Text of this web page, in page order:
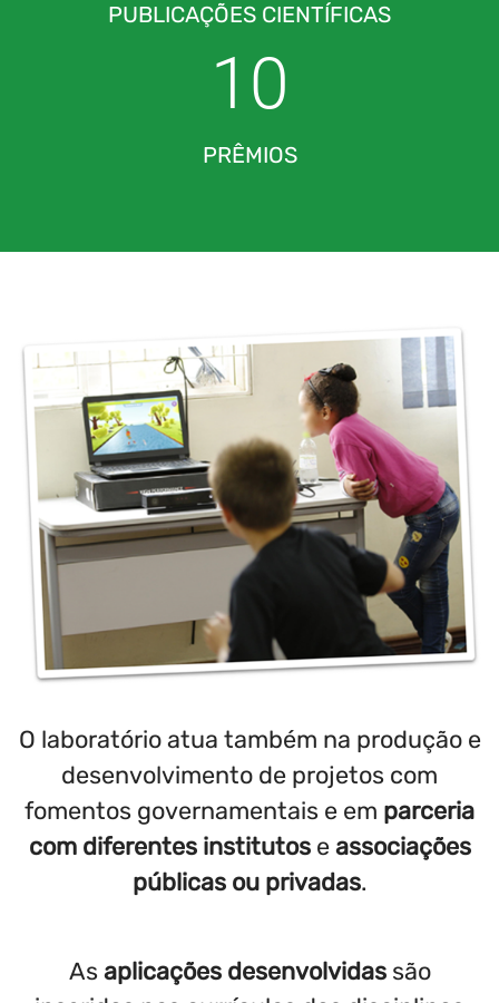
PUBLICAÇÕES CIENTÍFICAS
10
PRÊMIOS
O laboratório atua também na produção e
desenvolvimento de projetos com
fomentos governamentais e em parceria
com diferentes institutose associações
públicas ou privadas.
As aplicações desenvolvidassão